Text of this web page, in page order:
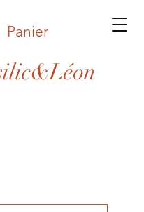
Panier